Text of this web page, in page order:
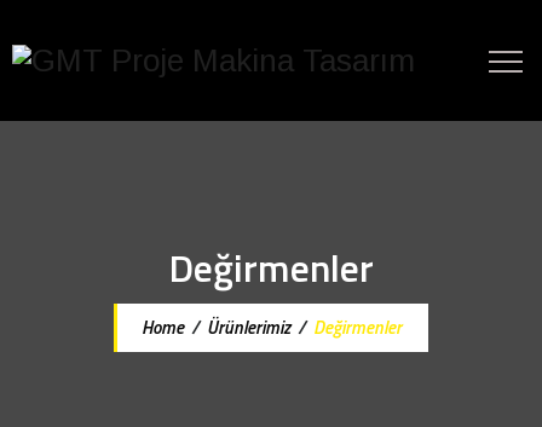
Değirmenler
Home/ Ürünlerimiz/ Değirmenler